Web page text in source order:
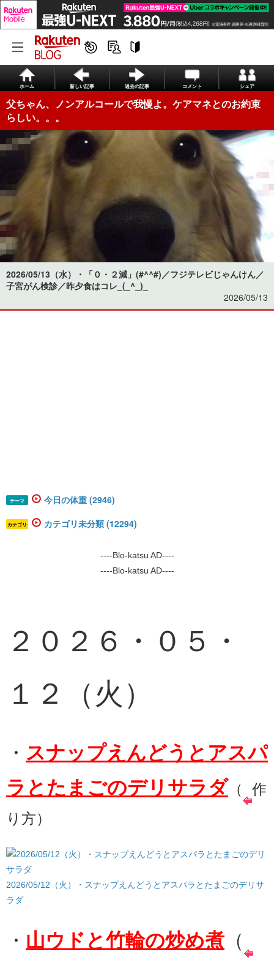
ホーム 新しい記事 過去の記事 コメント シェア
父ちゃん、ノンアルコールで我慢よ。ケアマネとのお約束
らしい。。。
2026/05/13（水）・「０・２減」(#^^#)／フジテレビじゃんけん／
子宮がん検診／昨夕食はコレ_(_^_)_
2026/05/13
テーマ 今日の体重 (2946)
カテゴリ カテゴリ未分類 (12294)
----Blo-katsu AD----
----Blo-katsu AD----
２０２６・０５・
１２（火）
・ スナップえんどうとアスパ
ラとたまごのデリサラダ （
作
り方）
2026/05/12（火）・スナップえんどうとアスパラとたまごのデリサ
ラダ
・ 山ウドと竹輪の炒め煮 （